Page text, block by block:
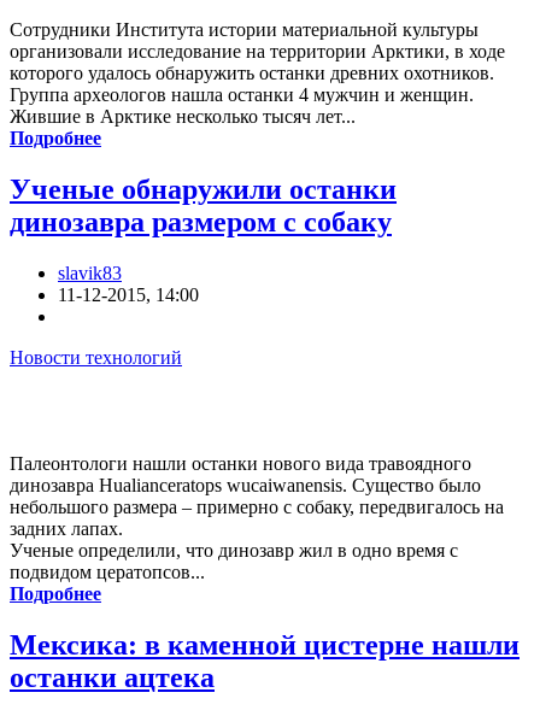
Сотрудники Института истории материальной культуры
организовали исследование на территории Арктики, в ходе
которого удалось обнаружить останки древних охотников.
Группа археологов нашла останки 4 мужчин и женщин.
Жившие в Арктике несколько тысяч лет...
Подробнее
Ученые обнаружили останки
динозавра размером с собаку
slavik83
11-12-2015, 14:00
Новости технологий
Палеонтологи нашли останки нового вида травоядного
динозавра Hualianceratops wucaiwanensis. Существо было
небольшого размера – примерно с собаку, передвигалось на
задних лапах.
Ученые определили, что динозавр жил в одно время с
подвидом цератопсов...
Подробнее
Мексика: в каменной цистерне нашли
останки ацтека